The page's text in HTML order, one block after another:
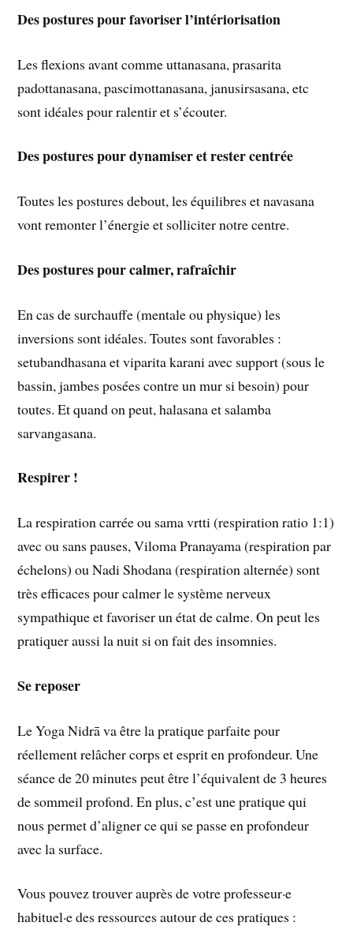
Des postures pour favoriser l’intériorisation
Les flexions avant comme uttanasana, prasarita
padottanasana, pascimottanasana, janusirsasana, etc
sont idéales pour ralentir et s’écouter.
Des postures pour dynamiser et rester centrée
Toutes les postures debout, les équilibres et navasana
vont remonter l’énergie et solliciter notre centre.
Des postures pour calmer, rafraîchir
En cas de surchauffe (mentale ou physique) les
inversions sont idéales. Toutes sont favorables :
setubandhasana et viparita karani avec support (sous le
bassin, jambes posées contre un mur si besoin) pour
toutes. Et quand on peut, halasana et salamba
sarvangasana.
Respirer !
La respiration carrée ou sama vrtti (respiration ratio 1:1)
avec ou sans pauses, Viloma Pranayama (respiration par
échelons) ou Nadi Shodana (respiration alternée) sont
très efficaces pour calmer le système nerveux
sympathique et favoriser un état de calme. On peut les
pratiquer aussi la nuit si on fait des insomnies.
Se reposer
Le Yoga Nidrā va être la pratique parfaite pour
réellement relâcher corps et esprit en profondeur. Une
séance de 20 minutes peut être l’équivalent de 3 heures
de sommeil profond. En plus, c’est une pratique qui
nous permet d’aligner ce qui se passe en profondeur
avec la surface.
Vous pouvez trouver auprès de votre professeur·e
habituel·e des ressources autour de ces pratiques :